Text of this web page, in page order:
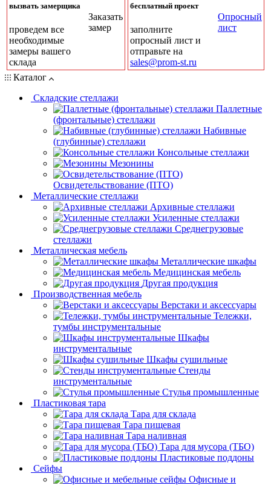
вызвать замерщика
проведем все
необходимые
замеры вашего
склада
Заказать
замер
бесплатный проект
заполните
опросный лист и
отправьте на
sales@prom-st.ru
Опросный
лист
Каталог
Складские стеллажи
Паллетные
(фронтальные) стеллажи
Набивные
(глубинные) стеллажи
Консольные стеллажи
Мезонины
Освидетельствование (ПТО)
Металлические стеллажи
Архивные стеллажи
Усиленные стеллажи
Среднегрузовые
стеллажи
Металлическая мебель
Металлические шкафы
Медицинская мебель
Другая продукция
Производственная мебель
Верстаки и аксессуары
Тележки,
тумбы инструментальные
Шкафы
инструментальные
Шкафы сушильные
Стенды
инструментальные
Cтулья промышленные
Пластиковая тара
Тара для склада
Тара пищевая
Тара наливная
Тара для мусора (ТБО)
Пластиковые поддоны
Сейфы
Офисные и